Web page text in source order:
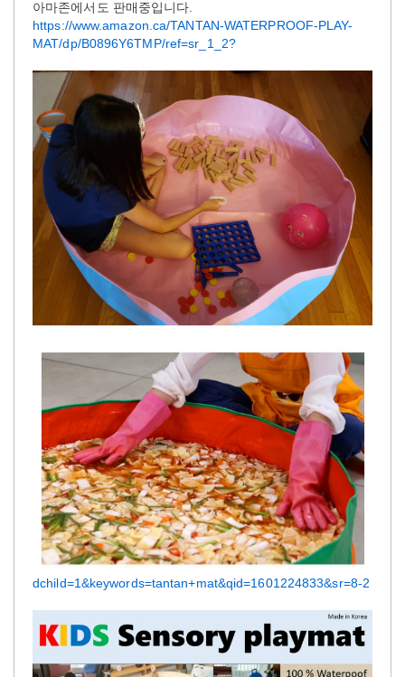
아마존에서도 판매중입니다.
https://www.amazon.ca/TANTAN-WATERPROOF-PLAY-
MAT/dp/B0896Y6TMP/ref=sr_1_2?
dchild=1&keywords=tantan+mat&qid=1601224833&sr=8-2